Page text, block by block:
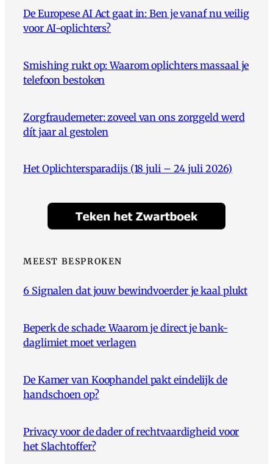
De Europese AI Act gaat in: Ben je vanaf nu veilig
voor AI-oplichters?
Smishing rukt op: Waarom oplichters massaal je
telefoon bestoken
Zorgfraudemeter: zoveel van ons zorggeld werd
dít jaar al gestolen
Het Oplichtersparadijs (18 juli – 24 juli 2026)
MEEST BESPROKEN
6 Signalen dat jouw bewindvoerder je kaal plukt
Beperk de schade: Waarom je direct je bank-
daglimiet moet verlagen
De Kamer van Koophandel pakt eindelijk de
handschoen op?
Privacy voor de dader of rechtvaardigheid voor
het Slachtoffer?